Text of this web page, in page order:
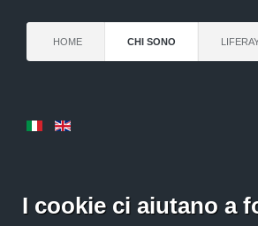
HOME CHI SONO
I cookie ci aiutano a